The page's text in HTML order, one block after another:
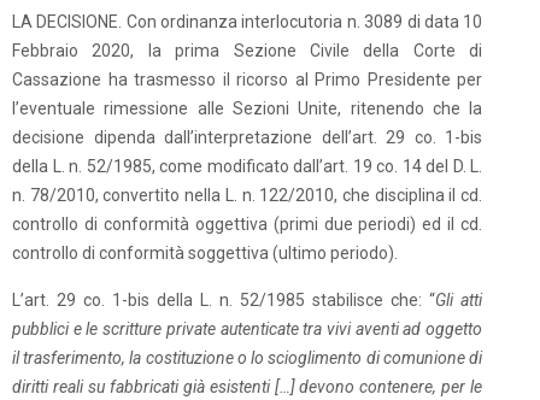
LA DECISIONE. Con ordinanza interlocutoria n. 3089 di data 10
Febbraio 2020, la prima Sezione Civile della Corte di
Cassazione ha trasmesso il ricorso al Primo Presidente per
l’eventuale rimessione alle Sezioni Unite, ritenendo che la
decisione dipenda dall’interpretazione dell’art. 29 co. 1-bis
della L. n. 52/1985, come modificato dall’art. 19 co. 14 del D. L.
n. 78/2010, convertito nella L. n. 122/2010, che disciplina il cd.
controllo di conformità oggettiva (primi due periodi) ed il cd.
controllo di conformità soggettiva (ultimo periodo).
L’art. 29 co. 1-bis della L. n. 52/1985 stabilisce che: “Gli atti
pubblici e le scritture private autenticate tra vivi aventi ad oggetto
il trasferimento, la costituzione o lo scioglimento di comunione di
diritti reali su fabbricati già esistenti […] devono contenere, per le